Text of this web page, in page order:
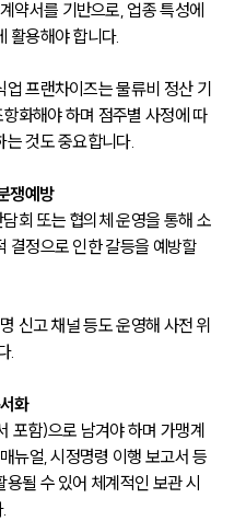
약서를 기반으로, 업종 특성에
활용해야 합니다.
프랜차이즈는 물류비 정산 기
화해야 하며 점주별 사정에 따
것도 중요합니다.
쟁예방
회 또는 협의체 운영을 통해 소
결정으로 인한 갈등을 예방할
신고 채널 등도 운영해 사전 위
.
화
포함)으로 남겨야 하며 가맹계
뉴얼, 시정명령 이행 보고서 등
될 수 있어 체계적인 보관 시